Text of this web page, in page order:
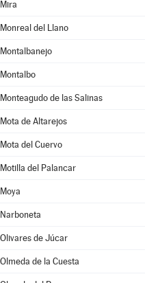
Mira
Monreal del Llano
Montalbanejo
Montalbo
Monteagudo de las Salinas
Mota de Altarejos
Mota del Cuervo
Motilla del Palancar
Moya
Narboneta
Olivares de Júcar
Olmeda de la Cuesta